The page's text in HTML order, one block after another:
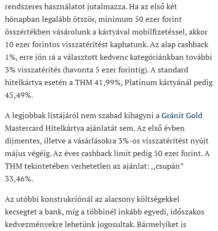
rendszeres használatot jutalmazza. Ha az első két
hónapban legalább ötször, minimum 50 ezer forint
összértékben vásárolunk a kártyával mobilfizetéssel, akkor
10 ezer forintos visszatérítést kaphatunk. Az alap cashback
1%, erre jön rá a választott kedvenc kategóriánkban további
3% visszatérítés (havonta 5 ezer forintig). A standard
hitelkártya esetén a THM 41,99%, Platinum kártyánál pedig
45,49%.
A legjobbak listájáról nem szabad kihagyni aGránit Gold
Mastercard Hitelkártya ajánlatát sem. Az első évben
díjmentes, illetve a vásárlásokra 3%-os visszatérítést nyújt
május végéig. Az éves cashback limit pedig 50 ezer forint. A
THM tekintetében verhetetlen az ajánlat: ,,csupán”
33,46%.
Az utóbbi konstrukciónál az alacsony költségekkel
kecsegtet a bank, míg a többinél inkább egyedi, időszakos
kedvezményekre lehetünk jogosultak. Bármelyiket is